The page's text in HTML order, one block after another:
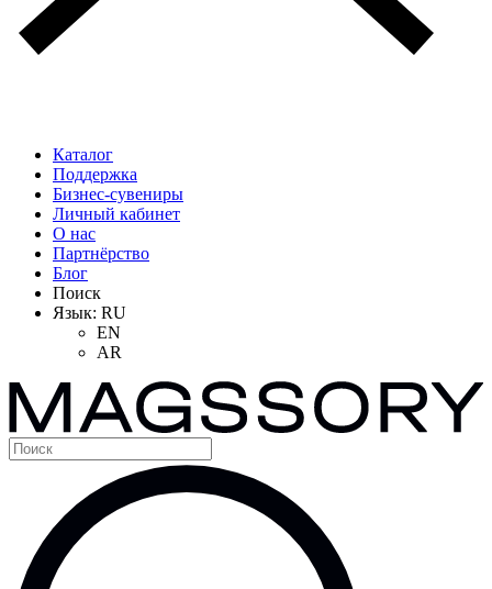
Каталог
Поддержка
Бизнес-сувениры
Личный кабинет
О нас
Партнёрство
Блог
Поиск
Язык: RU
EN
AR